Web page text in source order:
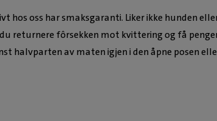
hos oss har smaksgaranti. Liker ikke hunden
returnere fôrsekken mot kvittering og få
halvparten av maten igjen i den åpne posen